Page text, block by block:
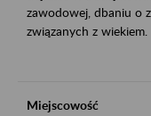
zawodowej, dbaniu o
związanych z wiekiem.
Miejscowość